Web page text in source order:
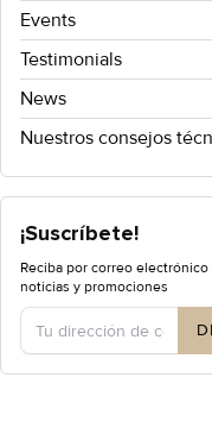
Events
Testimonials
News
Nuestros consejos
¡Suscríbete!
Tipo de cuenta
Reciba por correo
noticias y promociones